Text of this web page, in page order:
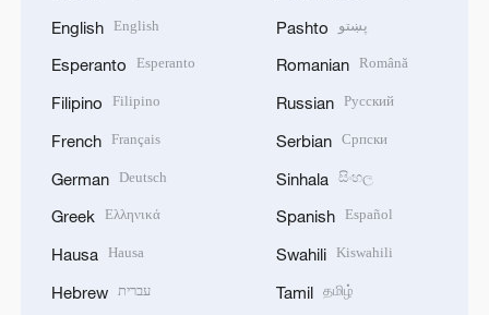
English English
Esperanto Esperanto
Filipino Filipino
French Français
German Deutsch
Greek Ελληνικά
Hausa Hausa
Hebrew עברית
Pashto پښتو
Romanian Română
Russian Русский
Serbian Српски
Sinhala සිංහල
Spanish Español
Swahili Kiswahili
Tamil தமிழ்